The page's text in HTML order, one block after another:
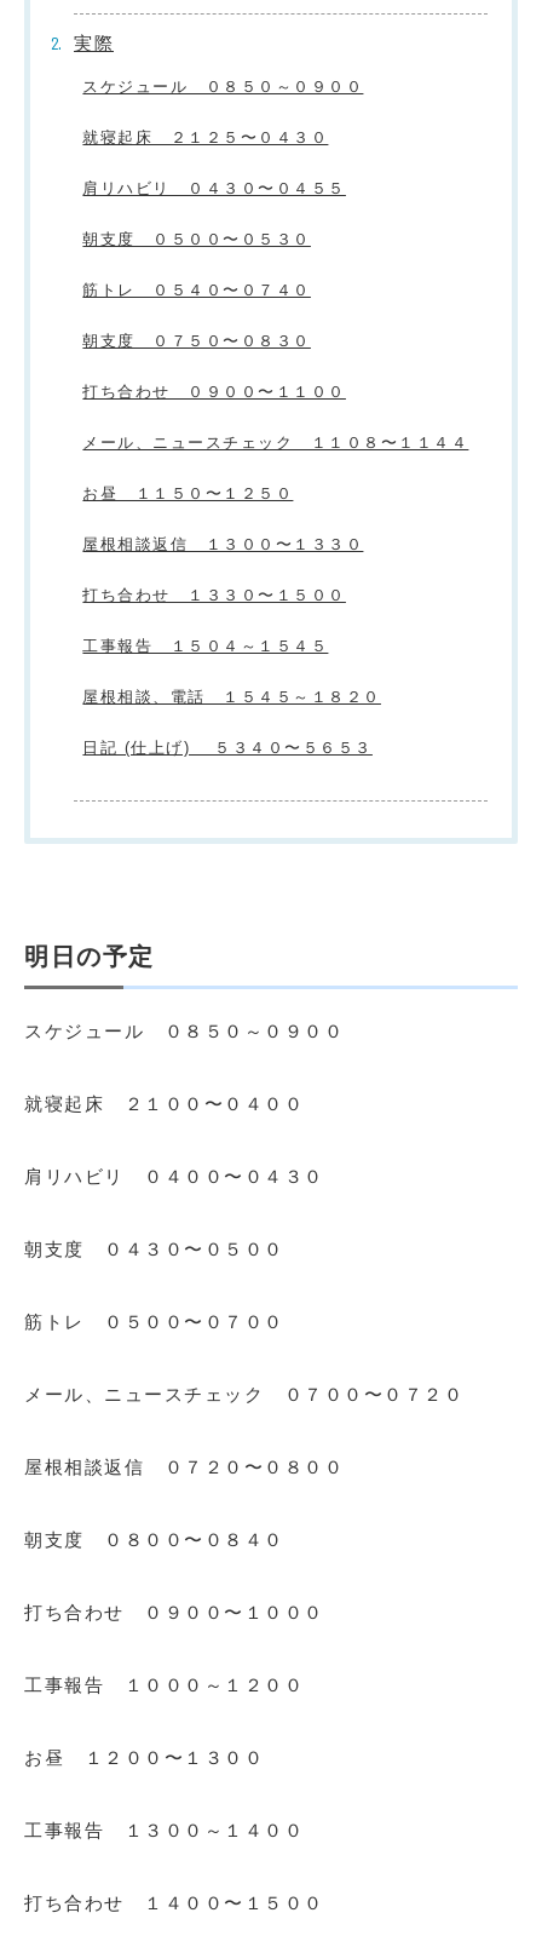
実際
スケジュール ０８５０～０９００
就寝起床 ２１２５〜０４３０
肩リハビリ ０４３０〜０４５５
朝支度 ０５００〜０５３０
筋トレ ０５４０〜０７４０
朝支度 ０７５０〜０８３０
打ち合わせ ０９００〜１１００
メール、ニュースチェック １１０８〜１１４４
お昼 １１５０〜１２５０
屋根相談返信 １３００〜１３３０
打ち合わせ １３３０〜１５００
工事報告 １５０４～１５４５
屋根相談、電話 １５４５～１８２０
日記 (仕上げ) ５３４０〜５６５３
明日の予定
スケジュール ０８５０～０９００
就寝起床 ２１００〜０４００
肩リハビリ ０４００〜０４３０
朝支度 ０４３０〜０５００
筋トレ ０５００〜０７００
メール、ニュースチェック ０７００〜０７２０
屋根相談返信 ０７２０〜０８００
朝支度 ０８００〜０８４０
打ち合わせ ０９００〜１０００
工事報告 １０００～１２００
お昼 １２００〜１３００
工事報告 １３００～１４００
打ち合わせ １４００〜１５００